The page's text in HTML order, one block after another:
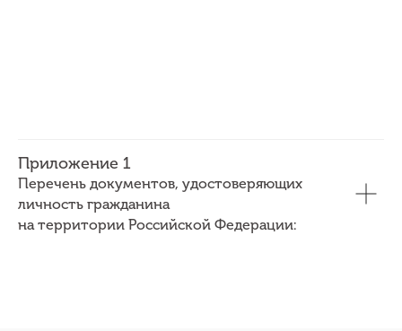
Приложение 1
Перечень документов, удостоверяющих
личность гражданина
на территории Российской Федерации: